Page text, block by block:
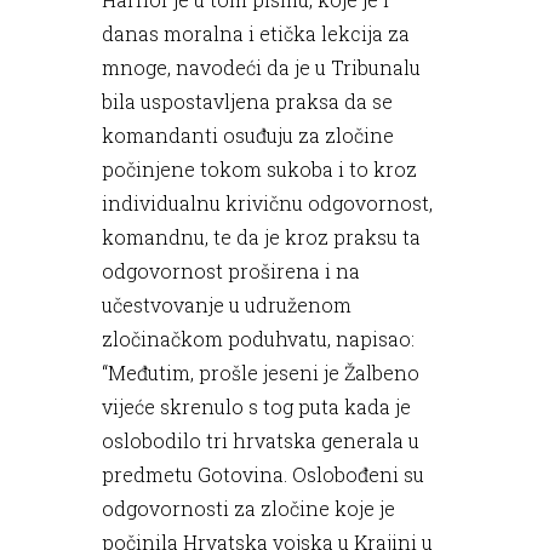
danas moralna i etička lekcija za
mnoge, navodeći da je u Tribunalu
bila uspostavljena praksa da se
komandanti osuđuju za zločine
počinjene tokom sukoba i to kroz
individualnu krivičnu odgovornost,
komandnu, te da je kroz praksu ta
odgovornost proširena i na
učestvovanje u udruženom
zločinačkom poduhvatu, napisao:
“Međutim, prošle jeseni je Žalbeno
vijeće skrenulo s tog puta kada je
oslobodilo tri hrvatska generala u
predmetu Gotovina. Oslobođeni su
odgovornosti za zločine koje je
počinila Hrvatska vojska u Krajini u